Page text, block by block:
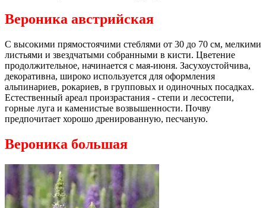
Вероника австрийская
С высокими прямостоячими стеблями от 30 до 70 см, мелкими
листьями и звездчатыми собранными в кисти. Цветение
продолжительное, начинается с мая-июня. Засухоустойчива,
декоративна, широко используется для оформления
альпинариев, рокариев, в групповых и одиночных посадках.
Естественный ареал произрастания - степи и лесостепи,
горные луга и каменистые возвышенности. Почву
предпочитает хорошо дренированную, песчаную.
Вероника большая